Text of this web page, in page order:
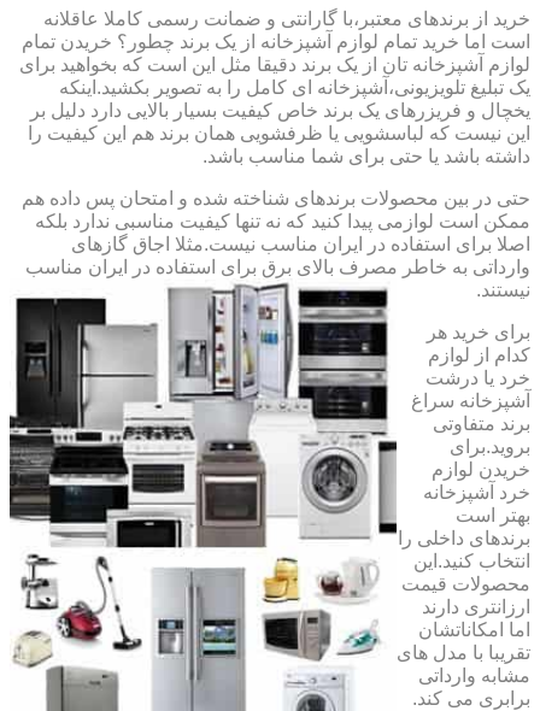
خرید از برندهای معتبر،با گارانتی و ضمانت رسمی کاملا عاقلانه
است اما خرید تمام لوازم آشپزخانه از یک برند چطور؟ خریدن تمام
لوازم آشپزخانه تان از یک برند دقیقا مثل این است که بخواهید برای
یک تبلیغ تلویزیونی،آشپزخانه ای کامل را به تصویر بکشید.اینکه
یخچال و فریزرهای یک برند خاص کیفیت بسیار بالایی دارد دلیل بر
این نیست که لباسشویی یا ظرفشویی همان برند هم این کیفیت را
داشته باشد یا حتی برای شما مناسب باشد.
حتی در بین محصولات برندهای شناخته شده و امتحان پس داده هم
ممکن است لوازمی پیدا کنید که نه تنها کیفیت مناسبی ندارد بلکه
اصلا برای استفاده در ایران مناسب نیست.مثلا اجاق گازهای
وارداتی به خاطر مصرف بالای برق برای استفاده در ایران مناسب
نیستند.
برای خرید هر
کدام از لوازم
خرد یا درشت
آشپزخانه سراغ
برند متفاوتی
بروید.برای
خریدن لوازم
خرد آشپزخانه
بهتر است
برندهای داخلی را
انتخاب کنید.این
محصولات قیمت
ارزانتری دارند
اما امکاناتشان
تقریبا با مدل های
مشابه وارداتی
برابری می کند.